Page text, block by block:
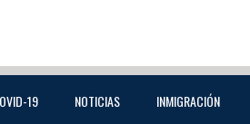
19 NOTICIAS INMIGRACIÓN